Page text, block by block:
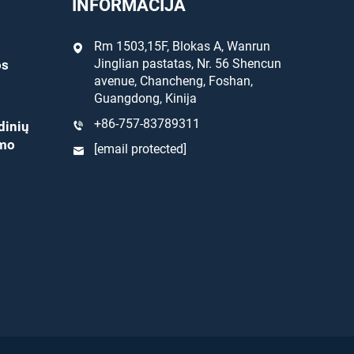
INFORMACIJA
Rm 1503,15F, Blokas A, Wanrun
Jinglian pastatas, Nr. 56 Shencun
avenue, Chancheng, Foshan,
Guangdong, Kinija
+86-757-83789311
[email protected]